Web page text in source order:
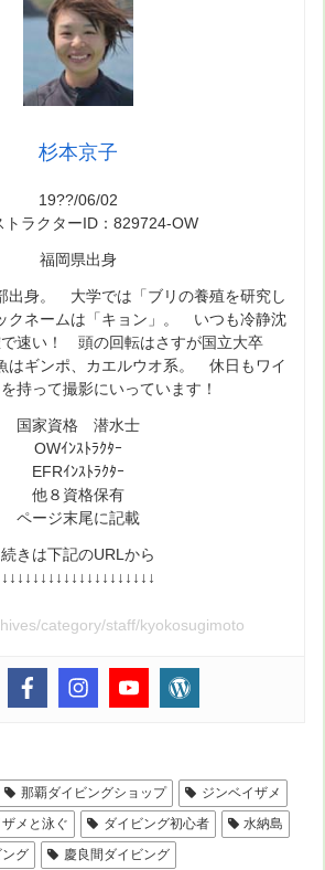
杉本京子
19??/06/02
トラクターID：829724-OW
福岡県出身
出身。 大学では「ブリの養殖を研究し
ネームは「キョン」。 いつも冷静沈
速い！ 頭の回転はさすが国立大卒
はギンポ、カエルウオ系。 休日もワイ
を持って撮影にいっています！
国家資格 潜水士
OWｲﾝｽﾄﾗｸﾀｰ
EFRｲﾝｽﾄﾗｸﾀｰ
他８資格保有
ページ末尾に記載
続きは下記のURLから
↓↓↓↓↓↓↓↓↓↓↓↓↓↓↓↓↓↓↓↓
category/staff/kyokosugimoto
那覇ダイビングショップ
ジンベイザメ
メと泳ぐ ダイビング初心者
水納島
グ
慶良間ダイビング